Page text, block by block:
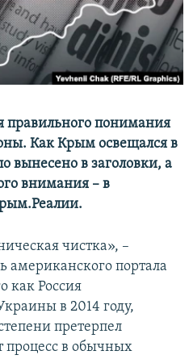
правильного понимания
Как Крым освещался в
вынесено в заголовки, а
внимания – в
чистка», –
американского портала
как Россия
в 2014 году,
претерпел
процесс в обычных